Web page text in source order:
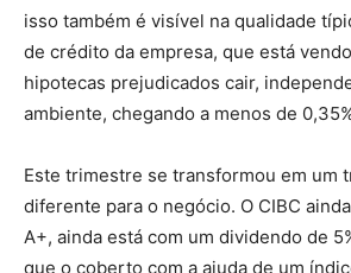
isso também é visível na qualidade
de crédito da empresa, que está
hipotecas prejudicados cair,
ambiente, chegando a menos de
Este trimestre se transformou em um
diferente para o negócio. O CIBC
A+, ainda está com um dividendo de
que o coberto com a ajuda de um